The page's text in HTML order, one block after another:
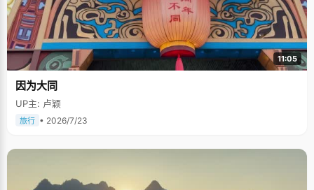
11:05
因为大同
UP主: 卢颖
旅行 • 2026/7/23